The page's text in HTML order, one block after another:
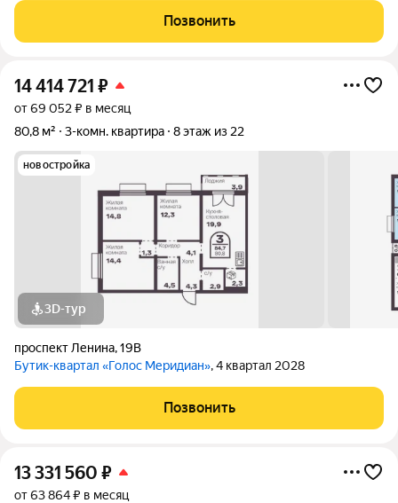
Позвонить
14 414 721 ₽
от 69 052 ₽ в месяц
80,8 м²
3-комн. квартира 8 этаж из 22
новостройка
3D-тур
проспект Ленина,19В
Бутик-квартал «Голос Меридиан», 4 квартал 2028
Позвонить
13 331 560 ₽
от 63 864 ₽ в месяц